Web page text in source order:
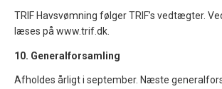
TRIF Havsvømning følger TRIF’s vedtægter.
læses på www.trif.dk.
10. Generalforsamling
Afholdes årligt i september. Næste